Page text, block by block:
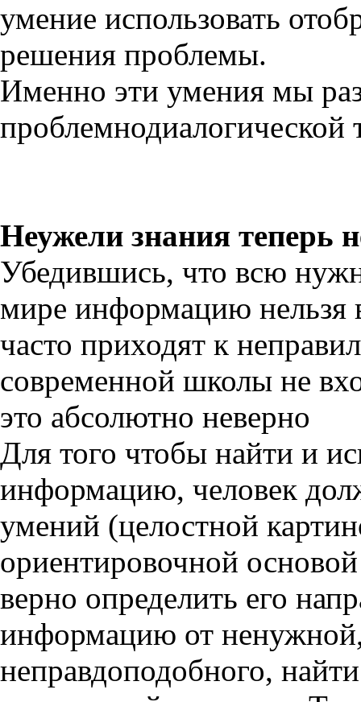
умение использовать
решения проблемы.
Именно эти умения мы
проблемнодиалогической
Неужели знания теперь
Убедившись, что всю
мире информацию нельзя
часто приходят к
современной школы не
это абсолютно неверно
Для того чтобы найти и
информацию, человек
умений (целостной
ориентировочной
верно определить его
информацию от
неправдоподобного,